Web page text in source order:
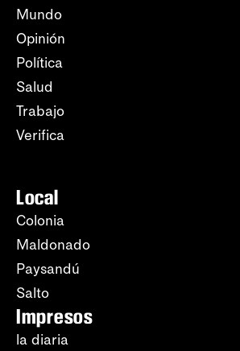
Mundo
Opinión
Política
Salud
Trabajo
Verifica
Local
Colonia
Maldonado
Paysandú
Salto
Impresos
la diaria